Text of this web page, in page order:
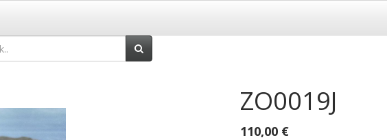
ZO0019J
110,00 €